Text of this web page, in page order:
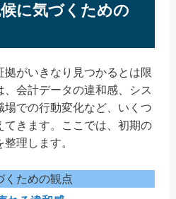
に気づくための
がいきなり見つかるとは限
、会計データの違和感、シス
場での行動変化など、いくつ
てきます。ここでは、初期の
理します。
くための観点